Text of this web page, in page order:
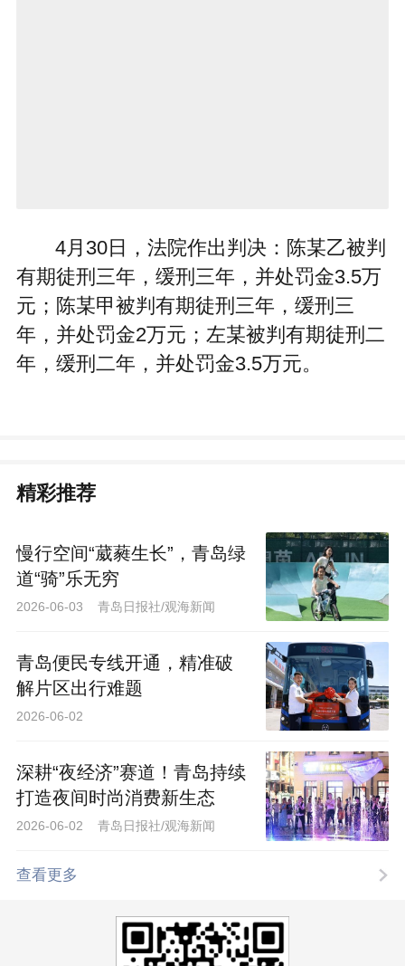
4月30日，法院作出判决：陈某乙被判
有期徒刑三年，缓刑三年，并处罚金3.5万
元；陈某甲被判有期徒刑三年，缓刑三
年，并处罚金2万元；左某被判有期徒刑二
年，缓刑二年，并处罚金3.5万元。
精彩推荐
慢行空间“葳蕤生长”，青岛绿
道“骑”乐无穷
2026-06-03 青岛日报社/观海新闻
青岛便民专线开通，精准破
解片区出行难题
2026-06-02
深耕“夜经济”赛道！青岛持续
打造夜间时尚消费新生态
2026-06-02 青岛日报社/观海新闻
查看更多